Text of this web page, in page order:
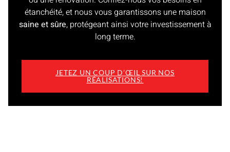
étanchéité, et nous vous garantissons une maison
saine et sûre, protégeant ainsi votre investissement à
long terme.
JETEZ UN COUP D’ŒIL SUR NOS
RÉALISATIONS!